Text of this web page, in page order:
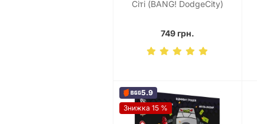
Сіті (BANG! DodgeCity)
749 грн.
5.9
Знижка 15 %